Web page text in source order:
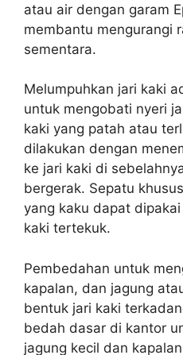
atau air dengan garam
membantu mengurangi
sementara.
Melumpuhkan jari kaki
untuk mengobati nyeri
kaki yang patah atau
dilakukan dengan
ke jari kaki di
bergerak. Sepatu
yang kaku dapat
kaki tertekuk.
Pembedahan untuk
kapalan, dan jagung
bentuk jari kaki
bedah dasar di kantor
jagung kecil dan